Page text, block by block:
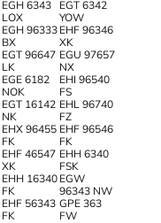
EGH 6343
LOX
EGT 6342
YOW
EGH 96333
BX
EHF 96346
XK
EGT 96647
LK
EGU 97657
NX
EGE 6182
NOK
EHI 96540
FS
EGT 16142
NK
EHL 96740
FZ
EHX 96455
FK
EHF 96546
FK
EHF 46547
XK
EHH 6340
FSK
EHH 16340
FK
EGW
96343 NW
EHF 56343
FK
GPE 363
FW